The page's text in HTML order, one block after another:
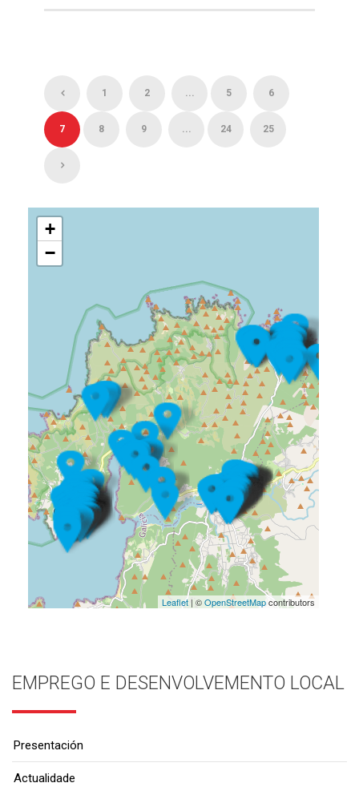
1 2 ... 5 6
7 8 9 ... 24 25
+
−
Leaflet| ©OpenStreetMapcontributors
EMPREGO E DESENVOLVEMENTO LOCAL
Presentación
Actualidade